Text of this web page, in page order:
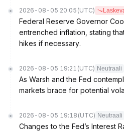
2026-08-05 20:05 (UTC)
Federal Reserve Governor
entrenched inflation, stating
hikes if necessary.
2026-08-05 19:21 (UTC) Neutraali
As Warsh and the Fed
markets brace for potential
2026-08-05 19:18 (UTC) Neutraali
Changes to the Fed’s Interest